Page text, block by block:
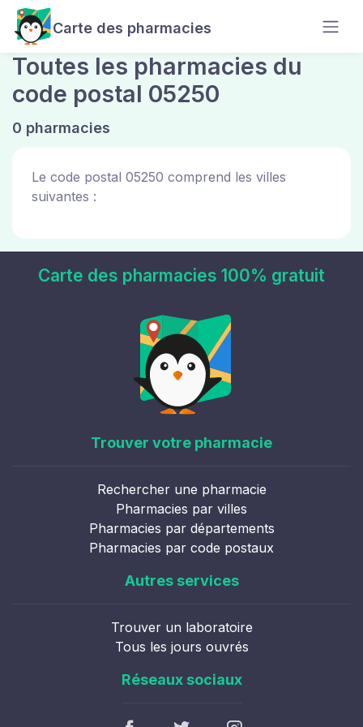
Carte des pharmacies
Toutes les pharmacies du
code postal 05250
0 pharmacies
Le code postal 05250 comprend les villes
suivantes :
Carte des pharmacies 100% gratuit
Trouver votre pharmacie
Rechercher une pharmacie
Pharmacies par villes
Pharmacies par départements
Pharmacies par code postaux
Autres services
Trouver un laboratoire
Tous les jours ouvrés
Réseaux sociaux